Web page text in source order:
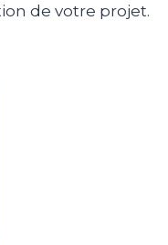
de votre projet.